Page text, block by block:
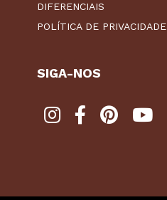
DIFERENCIAIS
POLÍTICA DE PRIVACIDADE
SIGA-NOS